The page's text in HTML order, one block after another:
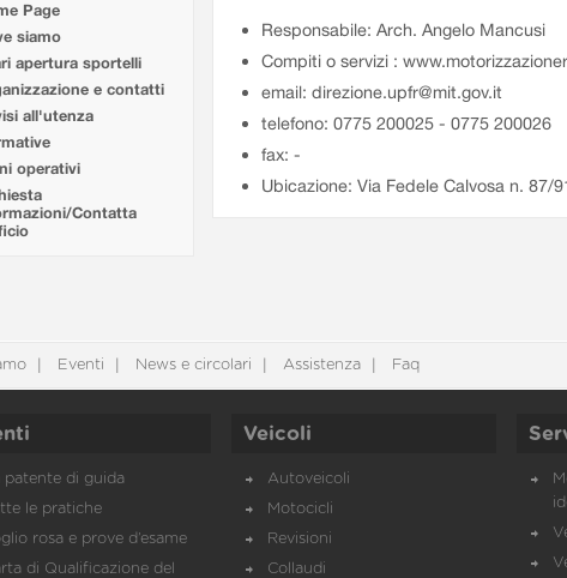
Page
siamo
apertura sportelli
e contatti
all'utenza
operativi
Contatta
Responsabile: Arch. Angelo Mancusi
Compiti o servizi :
email: direzione.upfr@mit.gov.it
telefono: 0775 200025 - 0775 200026
fax: -
Ubicazione: Via Fedele Calvosa n. 87/
Eventi News e circolari Assistenza Faq
patente di guida
le pratiche
rosa e prove d’esame
di Qualificazione del
Veicoli
Autoveicoli
Motocicli
Revisioni
Collaudi